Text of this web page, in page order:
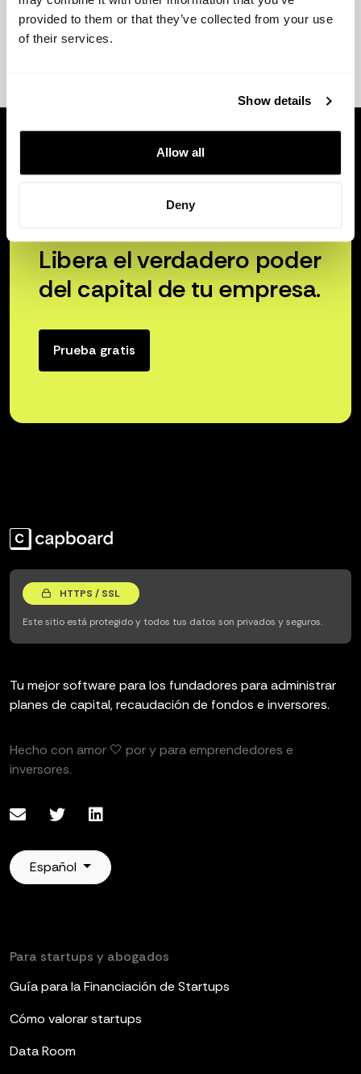
provided to them or that they’ve collected from your use
of their services.
Show details
Allow all
Deny
Libera el verdadero poder
del capital de tu empresa.
Prueba gratis
HTTPS / SSL
Este sitio está protegido y todos tus datos son privados y seguros.
Tu mejor software para los fundadores para administrar
planes de capital, recaudación de fondos e inversores.
Hecho con amor 🤍 por y para emprendedores e
inversores.
Español
Para startups y abogados
Guía para la Financiación de Startups
Cómo valorar startups
Data Room